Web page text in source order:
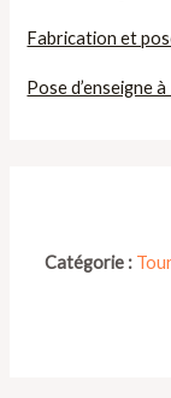
Fabrication et
Pose d’enseigne
Catégorie :